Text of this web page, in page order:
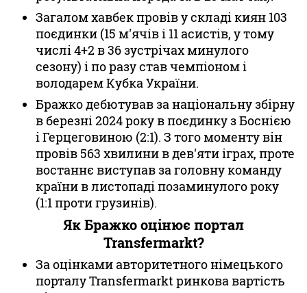
Загалом хавбек провів у складі киян 103
поєдинки (15 м'ячів і 11 асистів, у тому
числі 4+2 в 36 зустрічах минулого
сезону) і по разу став чемпіоном і
володарем Кубка України.
Бражко дебютував за національну збірну
в березні 2024 року в поєдинку з Боснією
і Герцеговиною (2:1). З того моменту він
провів 563 хвилини в дев'яти іграх, проте
востаннє виступав за головну команду
країни в листопаді позаминулого року
(1:1 проти грузинів).
Як Бражко оцінює портал
Transfermarkt?
За оцінками авторитетного німецького
порталу Transfermarkt ринкова вартість